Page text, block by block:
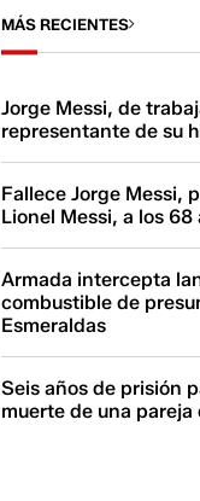
MÁS RECIENTES
Jorge Messi, de
representante de su
Fallece Jorge Messi,
Lionel Messi, a los 68
Armada intercepta
combustible de
Esmeraldas
Seis años de prisión
muerte de una